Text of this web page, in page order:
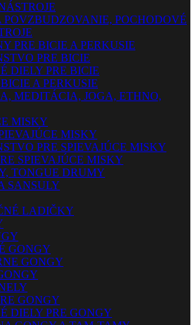
POCHODOVÉ
PRE BICIE A PERKUSIE
PRE BICIE
DIELY PRE BICIE
A PERKUSIE
MEDITÁCIA, JOGA, ETHNO,
MISKY
MISKY
PRE SPIEVAJÚCE MISKY
SPIEVAJÚCE MISKY
TONGUE DRUMY
SANSULY
LADIČKY
GONGY
GONGY
GONGY
DIELY PRE GONGY